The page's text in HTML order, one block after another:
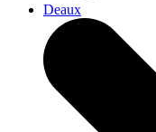
Deaux